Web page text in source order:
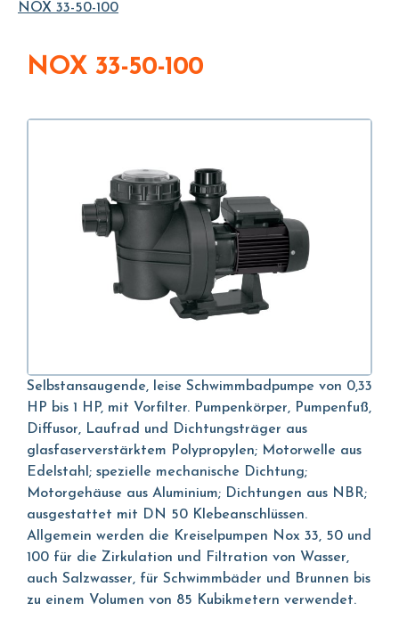
NOX 33-50-100
NOX 33-50-100
Selbstansaugende, leise Schwimmbadpumpe von 0,33
HP bis 1 HP, mit Vorfilter. Pumpenkörper, Pumpenfuß,
Diffusor, Laufrad und Dichtungsträger aus
glasfaserverstärktem Polypropylen; Motorwelle aus
Edelstahl; spezielle mechanische Dichtung;
Motorgehäuse aus Aluminium; Dichtungen aus NBR;
ausgestattet mit DN 50 Klebeanschlüssen.
Allgemein werden die Kreiselpumpen Nox 33, 50 und
100 für die Zirkulation und Filtration von Wasser,
auch Salzwasser, für Schwimmbäder und Brunnen bis
zu einem Volumen von 85 Kubikmetern verwendet.